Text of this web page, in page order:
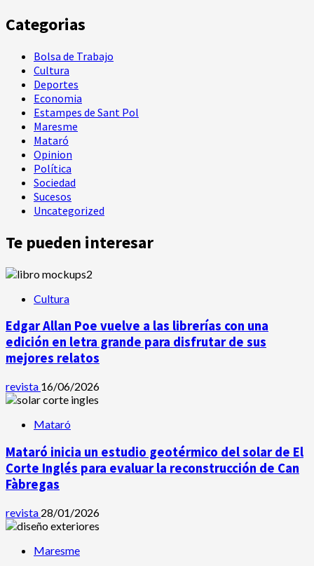
Categorias
Bolsa de Trabajo
Cultura
Deportes
Economia
Estampes de Sant Pol
Maresme
Mataró
Opinion
Política
Sociedad
Sucesos
Uncategorized
Te pueden interesar
Cultura
Edgar Allan Poe vuelve a las librerías con una
edición en letra grande para disfrutar de sus
mejores relatos
revista 16/06/2026
Mataró
Mataró inicia un estudio geotérmico del solar de El
Corte Inglés para evaluar la reconstrucción de Can
Fàbregas
revista 28/01/2026
Maresme